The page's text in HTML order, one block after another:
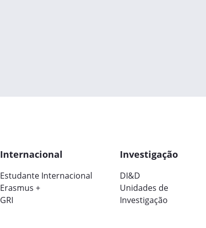
Internacional
Estudante Internacional
Erasmus +
GRI
Investigação
DI&D
Unidades de
Investigação